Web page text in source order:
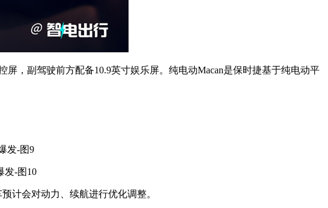
，副驾驶前方配备10.9英寸娱乐屏。纯电动Macan是保时捷基于纯电动平
计会对动力、续航进行优化调整。